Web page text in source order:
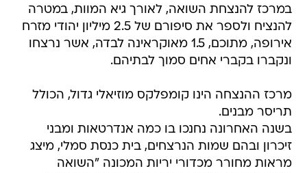
במרכז להנצחת השואה, לאורך גיא המוות, במטרה
להנציח ולספר את סיפורם של 2.5 מיליון יהודי מזרח
אירופה, מתוכם, 1.5 מאוקראינה לבדה, אשר נרצחו
ונקברו בקברי אחים סמוך לבתיהם.
מרכז ההנצחה הינו קומפלקס מוזיאלי גדול, הכולל
תריסר מבנים.
בשנה האחרונה נחנכו בו כמה אנדרטאות ומבני
זיכרון ובהם שמות הנרצחים, בית כנסת סמלי, מיצג
מראות מחורר מכדורי יריות המכונה "השואה